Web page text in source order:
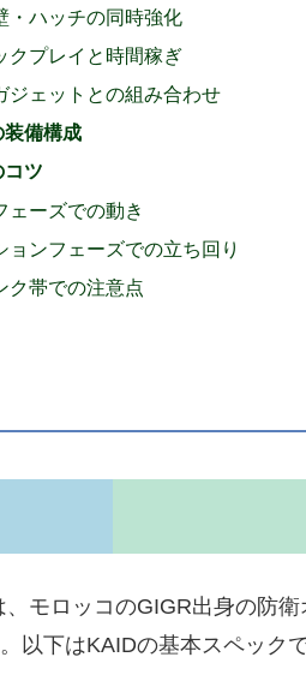
・ハッチの同時強化
クプレイと時間稼ぎ
ジェットとの組み合わせ
装備構成
コツ
ェーズでの動き
ョンフェーズでの立ち回り
ク帯での注意点
モロッコのGIGR出身の防
以下はKAIDの基本スペックで